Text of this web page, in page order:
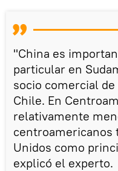
"China es
particular en
socio comercial
Chile. En
relativamente
centroamericanos
Unidos como
explicó el experto.